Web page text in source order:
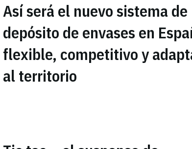
Así será el nuevo sistema de
depósito de envases en
flexible, competitivo y
al territorio